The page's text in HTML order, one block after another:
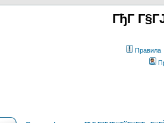
ГђГ
Правила